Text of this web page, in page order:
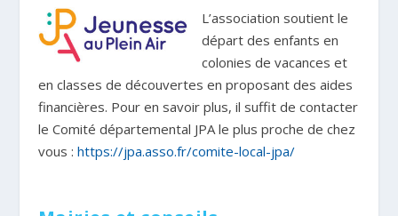
L’association soutient le
départ des enfants en
colonies de vacances et
en classes de découvertes en proposant des aides
financières. Pour en savoir plus, il suffit de contacter
le Comité départemental JPA le plus proche de chez
vous : https://jpa.asso.fr/comite-local-jpa/